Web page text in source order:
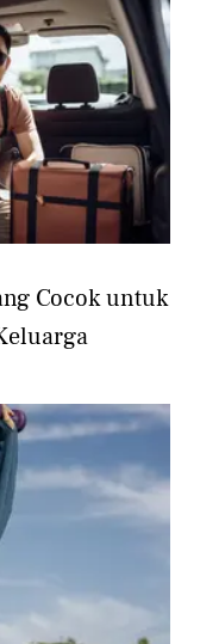
Cocok untuk